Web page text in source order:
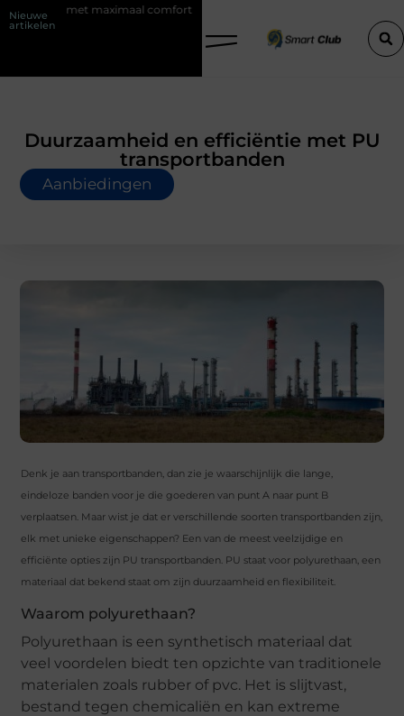
Nieuwe
artikelen
comfort Fysio Bleiswijk: professionele ondersteuning voor een
Duurzaamheid en efficiëntie met PU
transportbanden
Aanbiedingen
Denk je aan transportbanden, dan zie je waarschijnlijk die lange,
eindeloze banden voor je die goederen van punt A naar punt B
verplaatsen. Maar wist je dat er verschillende soorten transportbanden zijn,
elk met unieke eigenschappen? Een van de meest veelzijdige en
efficiënte opties zijn PU transportbanden. PU staat voor polyurethaan, een
materiaal dat bekend staat om zijn duurzaamheid en flexibiliteit.
Waarom polyurethaan?
Polyurethaan is een synthetisch materiaal dat
veel voordelen biedt ten opzichte van traditionele
materialen zoals rubber of pvc. Het is slijtvast,
bestand tegen chemicaliën en kan extreme